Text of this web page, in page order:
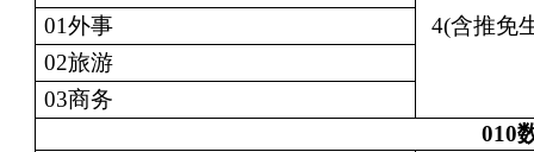
4(含推免
01外事
02旅游
03商务
010